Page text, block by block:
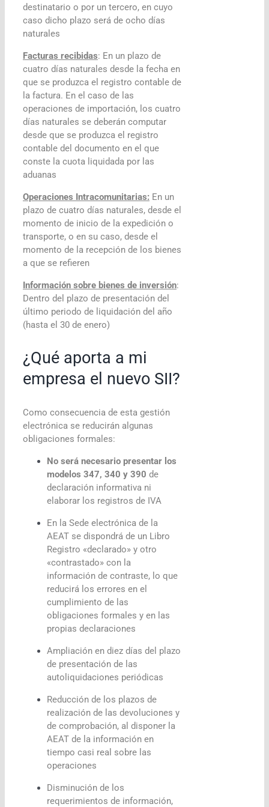
destinatario o por un tercero, en cuyo
caso dicho plazo será de ocho días
naturales
Facturas recibidas: En un plazo de
cuatro días naturales desde la fecha en
que se produzca el registro contable de
la factura. En el caso de las
operaciones de importación, los cuatro
días naturales se deberán computar
desde que se produzca el registro
contable del documento en el que
conste la cuota liquidada por las
aduanas
Operaciones Intracomunitarias: En un
plazo de cuatro días naturales, desde el
momento de inicio de la expedición o
transporte, o en su caso, desde el
momento de la recepción de los bienes
a que se refieren
Información sobre bienes de inversión:
Dentro del plazo de presentación del
último periodo de liquidación del año
(hasta el 30 de enero)
¿Qué aporta a mi
empresa el nuevo SII?
Como consecuencia de esta gestión
electrónica se reducirán algunas
obligaciones formales:
No será necesario presentar los
modelos 347, 340 y 390 de
declaración informativa ni
elaborar los registros de IVA
En la Sede electrónica de la
AEAT se dispondrá de un Libro
Registro «declarado» y otro
«contrastado» con la
información de contraste, lo que
reducirá los errores en el
cumplimiento de las
obligaciones formales y en las
propias declaraciones
Ampliación en diez días del plazo
de presentación de las
autoliquidaciones periódicas
Reducción de los plazos de
realización de las devoluciones y
de comprobación, al disponer la
AEAT de la información en
tiempo casi real sobre las
operaciones
Disminución de los
requerimientos de información,